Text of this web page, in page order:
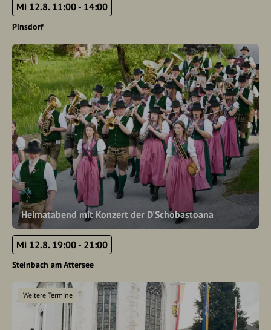
Mi 12.8. 11:00 - 14:00
Pinsdorf
Heimatabend mit Konzert der D'Schobastoana
Mi 12.8. 19:00 - 21:00
Steinbach am Attersee
Weitere Termine